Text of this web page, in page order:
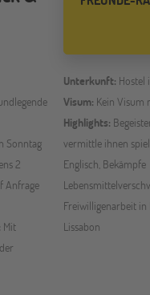
Sonntag
2
Anfrage
Mit
Unterkunft: Hostel
Visum: Kein Visum
Highlights:
vermittle ihnen
Englisch, Bekämpfe
Freiwilligenarbeit
Lissabon